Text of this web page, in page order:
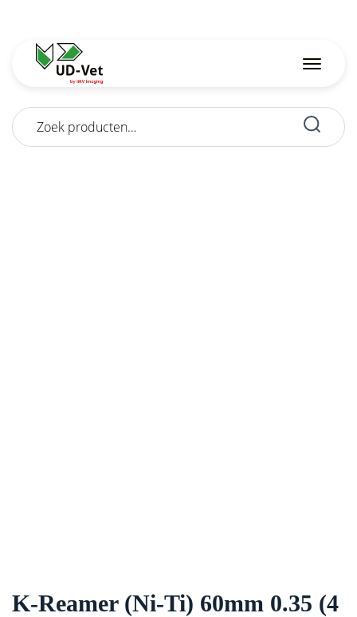
Zoeken
naar:
K-Reamer (Ni-Ti) 60mm 0.35 (4